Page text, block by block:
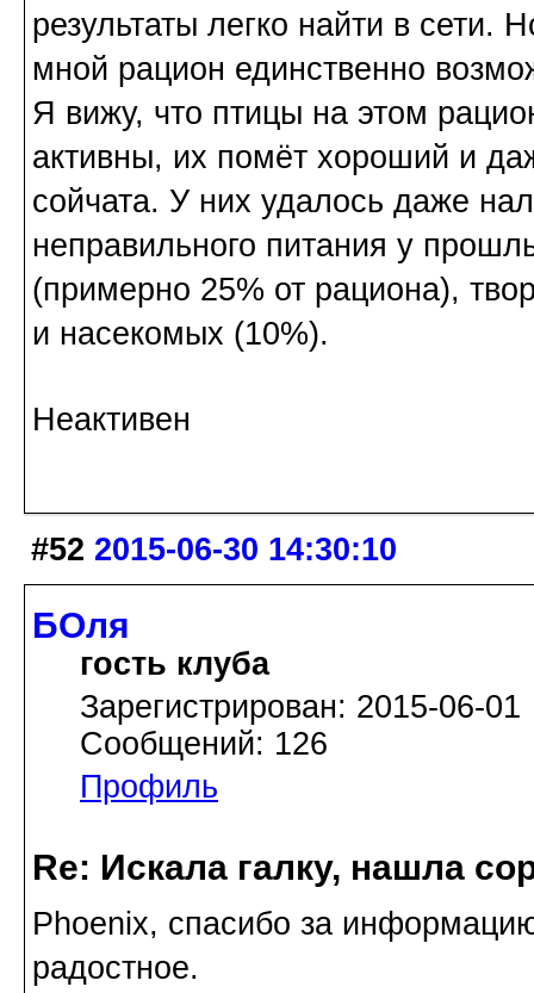
результаты легко найти в
мной рацион единственно
Я вижу, что птицы на этом
активны, их помёт хороший и
сойчата. У них удалось даже
неправильного питания у
(примерно 25% от рациона),
и насекомых (10%).
Неактивен
#52 2015-06-30 14:30:10
БОля
гость клуба
Зарегистрирован: 2015-06-01
Сообщений: 126
Профиль
Re: Искала галку, нашла
Phoenix, спасибо за
радостное.